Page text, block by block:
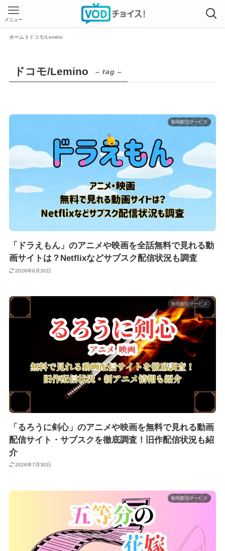
メニュー
ホーム ドコモ/Lemino
ドコモ/Lemino – tag –
動画配信サービス
「ドラえもん」のアニメや映画を全話無料で見れる動
画サイトは？Netflixなどサブスク配信状況も調査
2026年6月30日
動画配信サービス
「るろうに剣心」のアニメや映画を無料で見れる動画
配信サイト・サブスクを徹底調査！旧作配信状況も紹
介
2026年7月30日
動画配信サービス